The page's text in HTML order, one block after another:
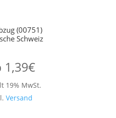
(00751)
Schweiz
1,39€
19% MwSt.
Versand